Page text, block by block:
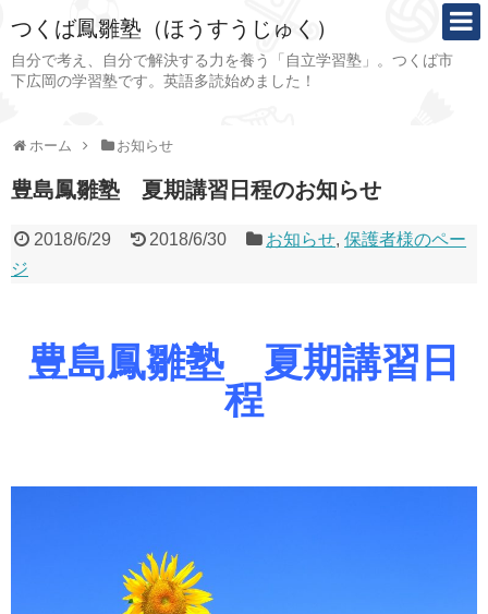
つくば鳳雛塾（ほうすうじゅく）
自分で考え、自分で解決する力を養う「自立学習塾」。つくば市
下広岡の学習塾です。英語多読始めました！
ホーム お知らせ
豊島鳳雛塾 夏期講習日程のお知らせ
2018/6/29 2018/6/30 お知らせ,保護者様のペー
ジ
豊島鳳雛塾 夏期講習日
程